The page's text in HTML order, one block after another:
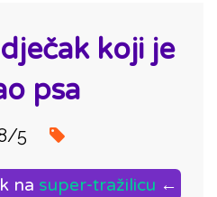
koji je
psa
5
na super-tražilicu ←